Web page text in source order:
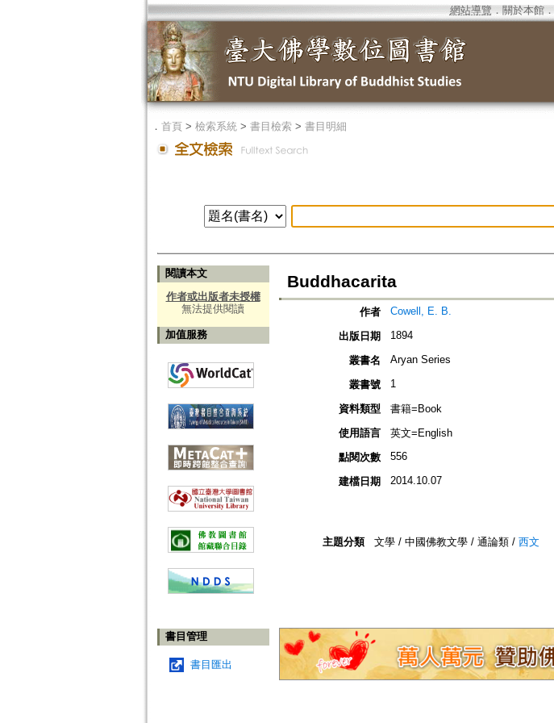
網站導覽 ． 關於本館．
． 首頁> 檢索系統> 書目檢索> 書目明細
閱讀本文
作者或出版者未授權
無法提供閱讀
加值服務
書目管理
書目匯出
Buddhacarita
作者 Cowell, E. B.
出版日期 1894
叢書名 Aryan Series
叢書號 1
資料類型
書籍=Book
使用語言
英文=English
點閱次數
556
建檔日期 2014.10.07
主題分類 文學 / 中國佛教文學 / 通論類 / 西文